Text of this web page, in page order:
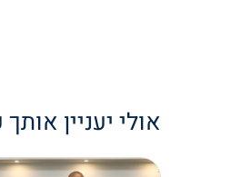
אולי יעניין